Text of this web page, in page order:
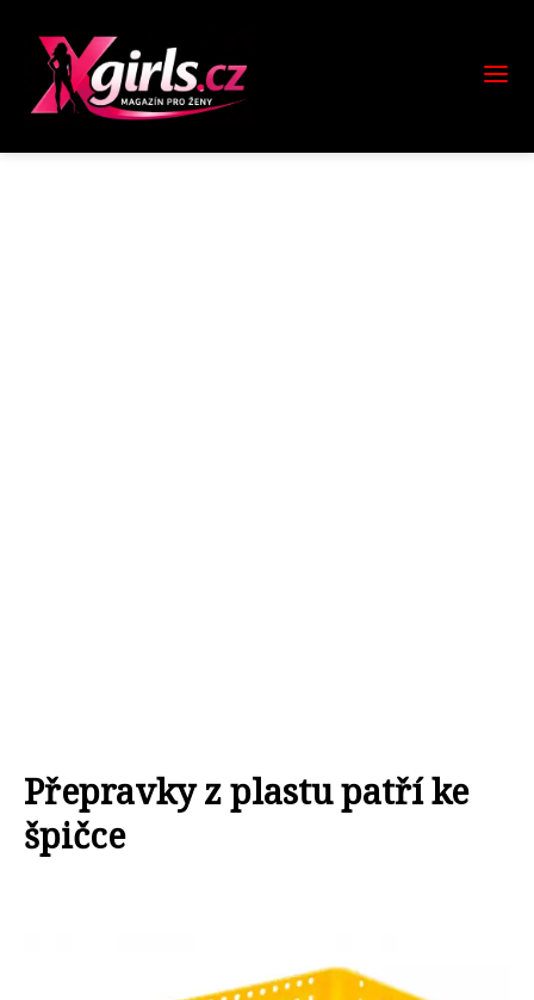
Přepravky z plastu patří ke
špičce